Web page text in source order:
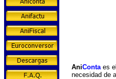
AniContaes
necesidad de